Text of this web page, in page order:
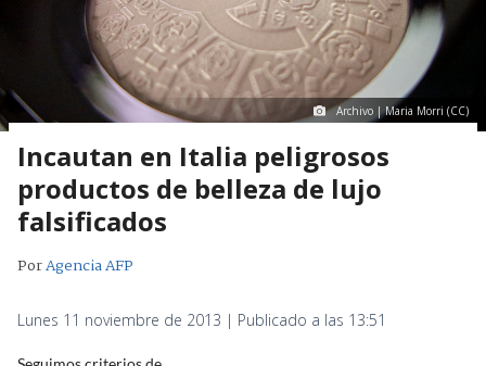
Archivo | Maria Morri (CC)
Incautan en Italia peligrosos
productos de belleza de lujo
falsificados
PorAgencia AFP
Lunes 11 noviembre de 2013 | Publicado a las 13:51